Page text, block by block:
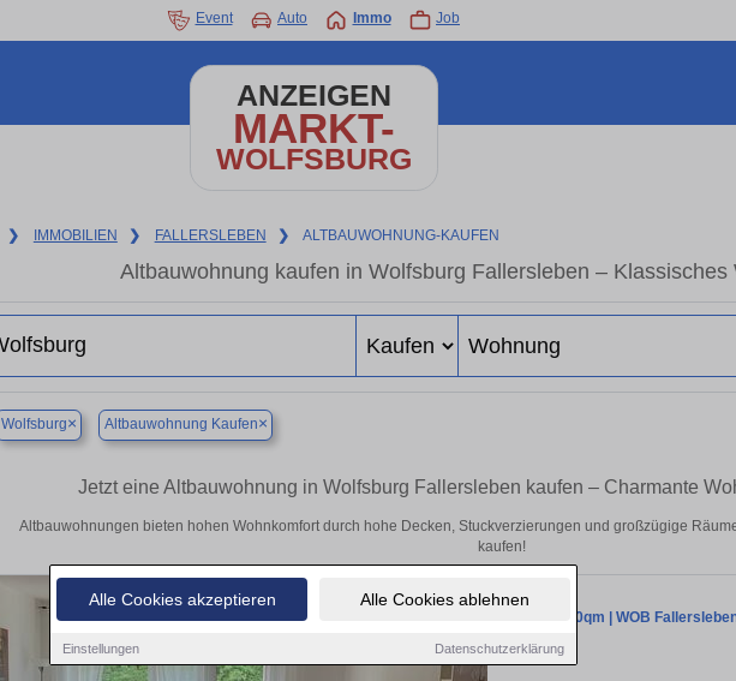
Alle Cookies akzeptieren Alle Cookies ablehnen
Einstellungen Datenschutzerklärung
Event Auto Immo Job
ANZEIGEN
MARKT-
WOLFSBURG
❯ IMMOBILIEN ❯ FALLERSLEBEN ❯ ALTBAUWOHNUNG-KAUFEN
Altbauwohnung kaufen in Wolfsburg Fallersleben – Klassisches
Wolfsburg× Altbauwohnung Kaufen×
Jetzt eine Altbauwohnung in Wolfsburg Fallersleben kaufen – Charmante
Altbauwohnungen bieten hohen Wohnkomfort durch hohe Decken, Stuckverzierungen und großzügige
kaufen!
2-Zi Whg 60qm | WOB